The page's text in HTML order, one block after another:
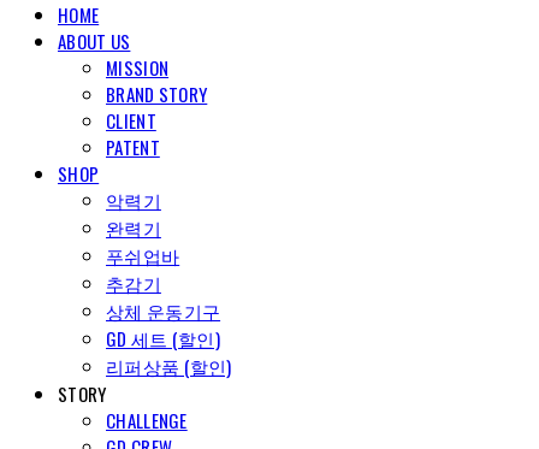
HOME
ABOUT US
MISSION
BRAND STORY
CLIENT
PATENT
SHOP
악력기
완력기
푸쉬업바
추감기
상체 운동기구
GD 세트 (할인)
리퍼상품 (할인)
STORY
CHALLENGE